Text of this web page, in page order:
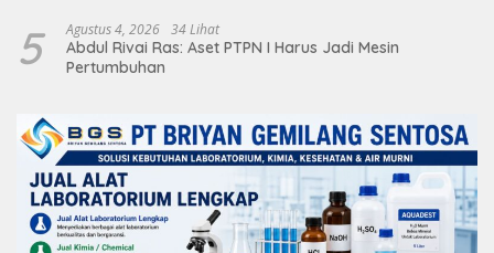
5 Agustus 4, 2026 34 Lihat
Abdul Rivai Ras: Aset PTPN I Harus Jadi Mesin
Pertumbuhan